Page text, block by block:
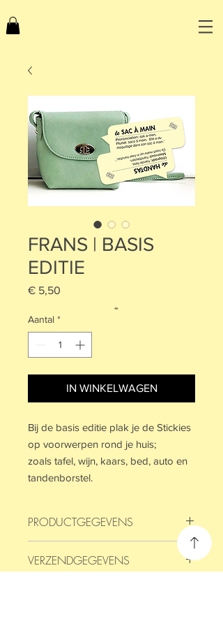
FRANS | BASIS
EDITIE
€ 5,50
Aantal *
IN WINKELWAGEN
Bij de basis editie plak je de Stickies
op voorwerpen rond je huis;
zoals tafel, wijn, kaars, bed, auto en
tandenborstel.
PRODUCTGEGEVENS
Ieder blokje bevat 50 vellen met 50
verschillende woorden.
VERZENDGEGEVENS